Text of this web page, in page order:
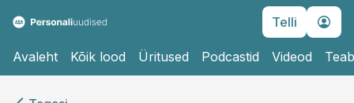
Telli
Avaleht Kõik lood Üritused Podcastid Videod